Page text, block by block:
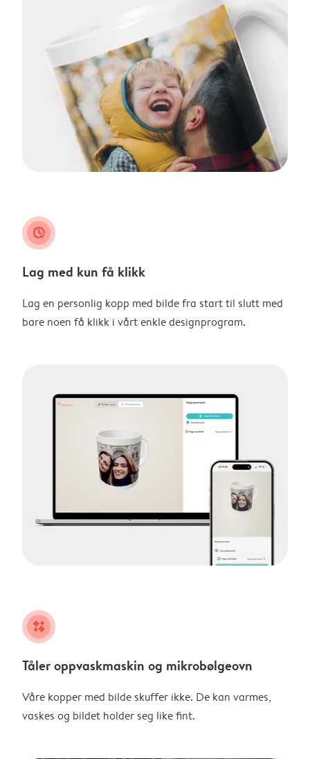
clock_check
Lag med kun få klikk
Lag en personlig kopp med bilde fra start til slutt med
bare noen få klikk i vårt enkle designprogram.
night
Tåler oppvaskmaskin og mikrobølgeovn
Våre kopper med bilde skuffer ikke. De kan varmes,
vaskes og bildet holder seg like fint.